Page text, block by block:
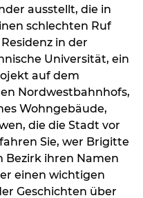
ausstellt, die in
schlechten Ruf
in der
Universität, ein
auf dem
Nordwestbahnhofs,
Wohngebäude,
die die Stadt vor
Sie, wer Brigitte
Bezirk ihren Namen
einen wichtigen
Geschichten über